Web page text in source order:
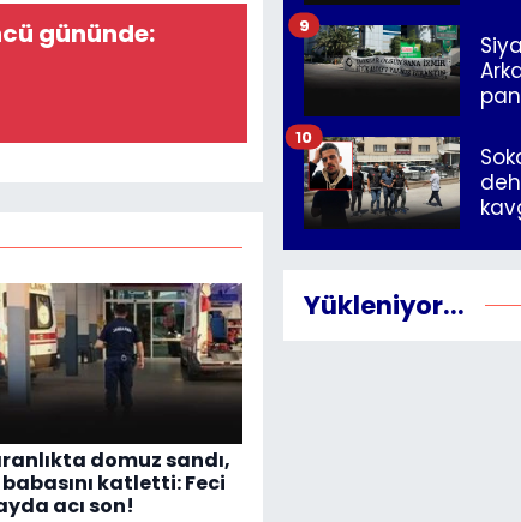
gününde:
domuz sandı,
babasını katletti: Feci
acı son!
9
10
Yükleniyor...